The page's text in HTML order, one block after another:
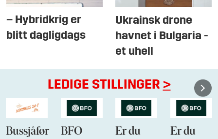
– Hybridkrig er
blitt dagligdags
Ukrainsk drone
havnet i Bulgaria -
et uhell
LEDIGE STILLINGER >
Bussjåfør
BFO
Er du
Er du